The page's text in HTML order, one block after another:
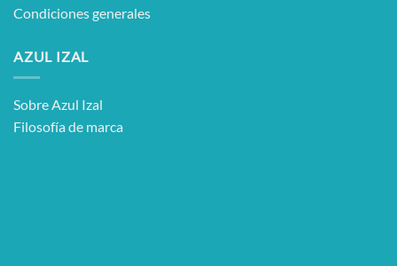
Condiciones generales
AZUL IZAL
Sobre Azul Izal
Filosofía de marca